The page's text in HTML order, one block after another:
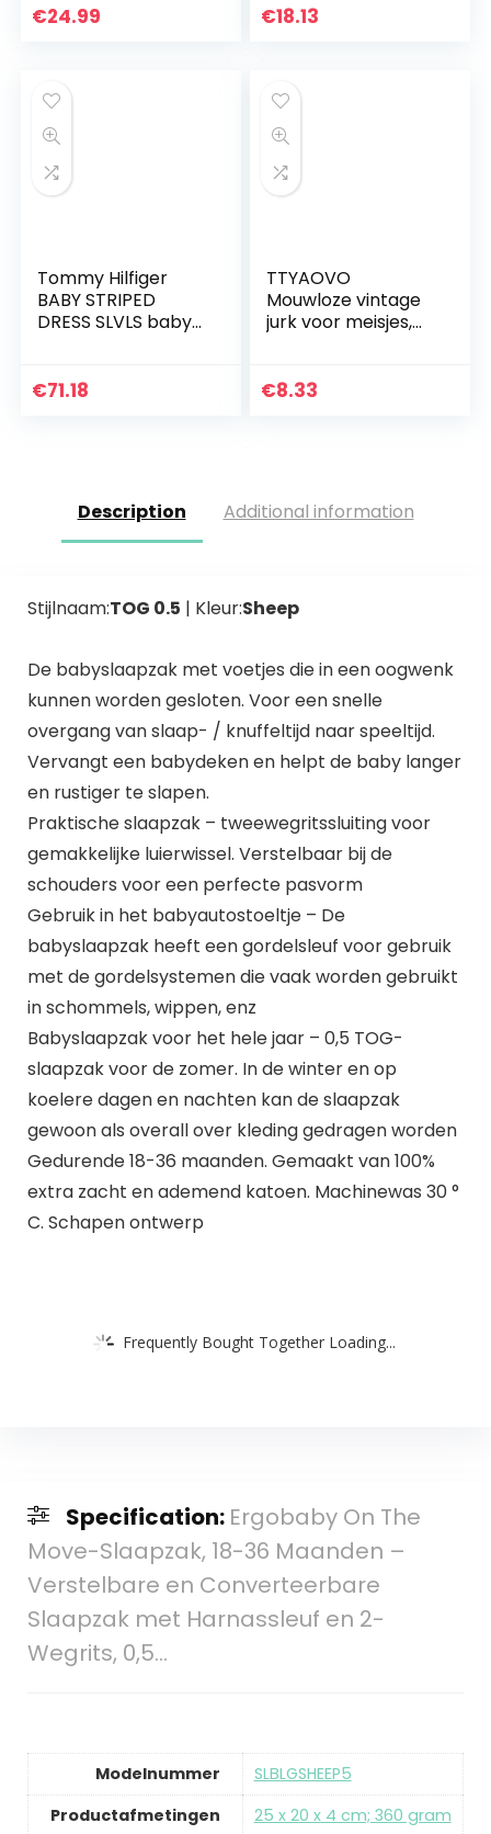
voor Kinderen &
€24.99 €18.13
Tommy Hilfiger
BABY STRIPED
DRESS SLVLS baby-
€71.18
TTYAOVO
Mouwloze vintage
jurk voor meisjes,
€8.33
Description Additional information
Stijlnaam:TOG 0.5 | Kleur:Sheep
De babyslaapzak met voetjes die in een oogwenk
kunnen worden gesloten. Voor een snelle
overgang van slaap- / knuffeltijd naar speeltijd.
Vervangt een babydeken en helpt de baby langer
en rustiger te slapen.
Praktische slaapzak – tweewegritssluiting voor
gemakkelijke luierwissel. Verstelbaar bij de
schouders voor een perfecte pasvorm
Gebruik in het babyautostoeltje – De
babyslaapzak heeft een gordelsleuf voor gebruik
met de gordelsystemen die vaak worden gebruikt
in schommels, wippen, enz
Babyslaapzak voor het hele jaar – 0,5 TOG-
slaapzak voor de zomer. In de winter en op
koelere dagen en nachten kan de slaapzak
gewoon als overall over kleding gedragen worden
Gedurende 18-36 maanden. Gemaakt van 100%
extra zacht en ademend katoen. Machinewas 30 °
C. Schapen ontwerp
Frequently Bought Together Loading...
Specification: Ergobaby On The
Move-Slaapzak, 18-36 Maanden –
Verstelbare en Converteerbare
Slaapzak met Harnassleuf en 2-
Wegrits, 0,5…
Modelnummer
SLBLGSHEEP5
Productafmetingen
25 x 20 x 4 cm; 360 gram